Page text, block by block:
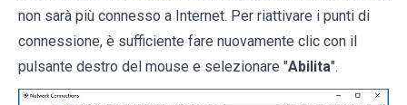
non sarà più connesso a Internet. Per riattivare i punti di
connessione, è sufficiente fare nuovamente clic con il
pulsante destro del mouse e selezionare "Abilita".